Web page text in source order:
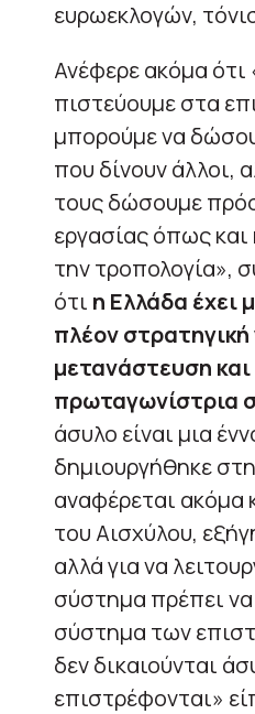
ευρωεκλογών,
Ανέφερε ακόμα ότι
πιστεύουμε στα
μπορούμε να
που δίνουν άλλοι,
τους δώσουμε
εργασίας όπως
την τροπολογία»,
ότι η Ελλάδα έχει
πλέον στρατηγική
μετανάστευση και
πρωταγωνίστρια
άσυλο είναι μια
δημιουργήθηκε
αναφέρεται ακόμα
του Αισχύλου,
αλλά για να
σύστημα πρέπει να
σύστημα των
δεν δικαιούνται
επιστρέφονται»